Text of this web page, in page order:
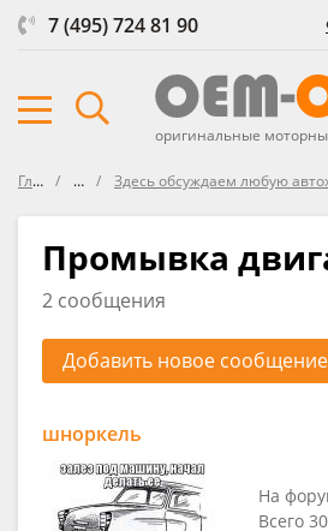
7 (495) 724 81 90
оригинальные
Главная ФорумЗдесь обсуждаем любую автохимию, средства защиты,
Промывка
2 сообщения
Добавить новое сообщение
шноркель
На
Всего